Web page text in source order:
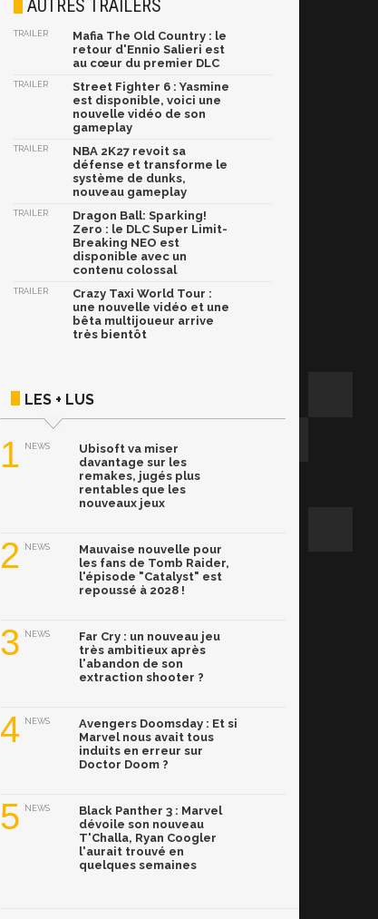
AUTRES TRAILERS
TRAILER
Mafia The Old Country : le
retour d'Ennio Salieri est
au cœur du premier DLC
TRAILER
Street Fighter 6 : Yasmine
est disponible, voici une
nouvelle vidéo de son
gameplay
TRAILER
NBA 2K27 revoit sa
défense et transforme le
système de dunks,
nouveau gameplay
TRAILER
Dragon Ball: Sparking!
Zero : le DLC Super Limit-
Breaking NEO est
disponible avec un
contenu colossal
TRAILER
Crazy Taxi World Tour :
une nouvelle vidéo et une
bêta multijoueur arrive
très bientôt
LES + LUS
1 NEWS
Ubisoft va miser
davantage sur les
remakes, jugés plus
rentables que les
nouveaux jeux
2 NEWS
Mauvaise nouvelle pour
les fans de Tomb Raider,
l'épisode "Catalyst" est
repoussé à 2028 !
3 NEWS
Far Cry : un nouveau jeu
très ambitieux après
l'abandon de son
extraction shooter ?
4 NEWS
Avengers Doomsday : Et si
Marvel nous avait tous
induits en erreur sur
Doctor Doom ?
5 NEWS
Black Panther 3 : Marvel
dévoile son nouveau
T'Challa, Ryan Coogler
l'aurait trouvé en
quelques semaines